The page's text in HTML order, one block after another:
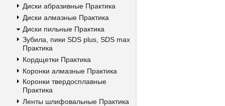
Диски абразивные Практика
Диски алмазные Практика
Диски пильные Практика
Зубила, пики SDS plus, SDS max
Практика
Кордщетки Практика
Коронки алмазные Практика
Коронки твердосплавные
Практика
Ленты шлифовальные Практика